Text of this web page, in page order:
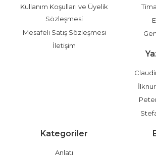
Kullanım Koşulları ve Üyelik
Sözleşmesi
Mesafeli Satış Sözleşmesi
İletişim
Kategoriler
Anlatı